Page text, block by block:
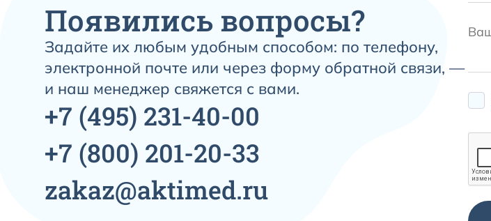
Появились вопросы?
Задайте их любым удобным способом: по телефону,
электронной почте или через форму обратной связи, —
и наш менеджер свяжется с вами.
+7 (495) 231-40-00
+7 (800) 201-20-33
zakaz@aktimed.ru